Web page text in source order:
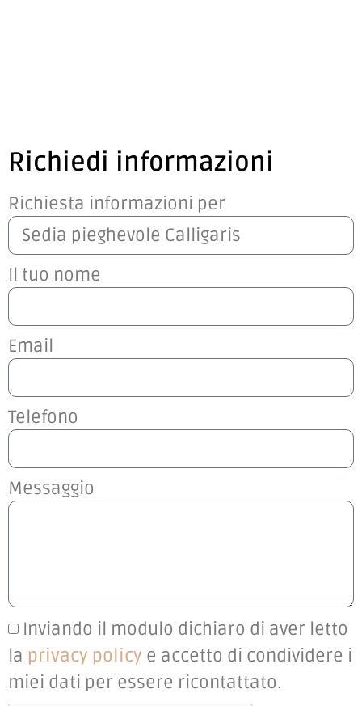
Richiedi informazioni
Richiesta informazioni per
Il tuo nome
Email
Telefono
Messaggio
Inviando il modulo dichiaro di aver letto
la privacy policy e accetto di condividere i
miei dati per essere ricontattato.